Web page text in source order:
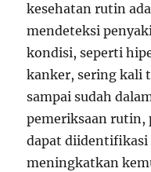
kesehatan rutin
mendeteksi
kondisi, seperti
kanker, sering kali
sampai sudah
pemeriksaan
dapat diidentifikasi
meningkatkan